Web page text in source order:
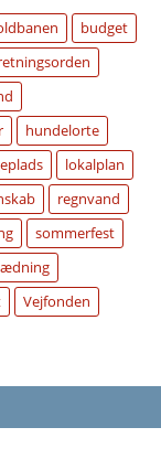
budget
hundelorte
lokalplan
regnvand
sommerfest
Vejfonden